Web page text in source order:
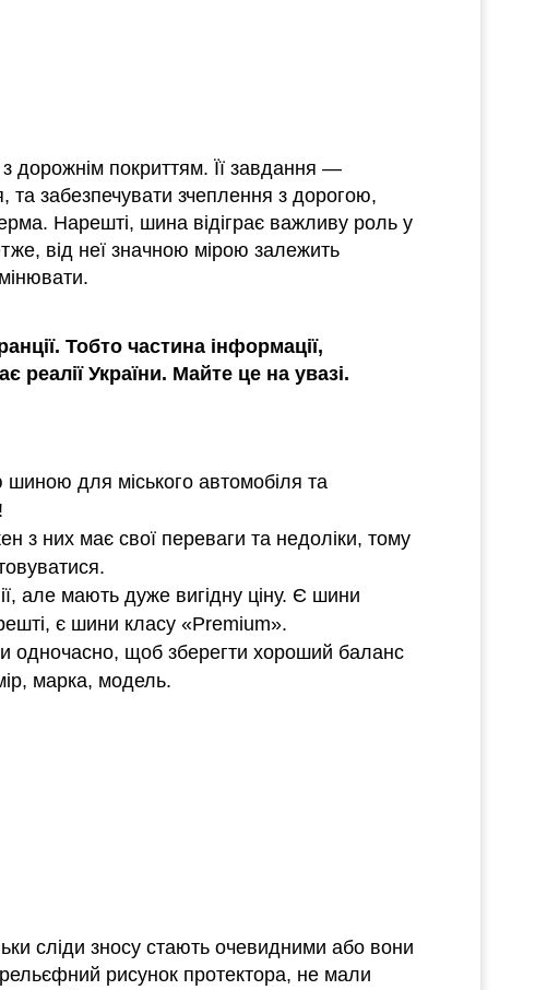
дорожнім покриттям. Її завдання —
та забезпечувати зчеплення з дорогою,
Нарешті, шина відіграє важливу роль у
від неї значною мірою залежить
Тобто частина інформації,
реалії України. Майте це на увазі.
шиною для міського автомобіля та
з них має свої переваги та недоліки, тому
але мають дуже вигідну ціну. Є шини
є шини класу «Premium».
одночасно, щоб зберегти хороший баланс
марка, модель.
сліди зносу стають очевидними або вони
рисунок протектора, не мали